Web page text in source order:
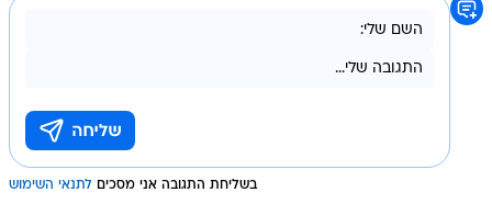
בשליחת התגובה אני מסכים לתנאי השימוש